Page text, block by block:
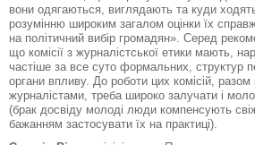
вони одягаються, виглядають та куди
розумінню широким загалом оцінки їх
на політичний вибір громадян». Серед
що комісії з журналістської етики мають,
частіше за все суто формальних, структур
органи впливу. До роботи цих комісій, разом
журналістами, треба широко залучати і
(брак досвіду молоді люди компенсують
бажанням застосувати їх на практиці).